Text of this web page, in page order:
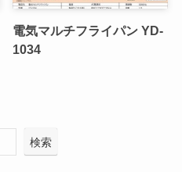
電気マルチフライパン YD-
1034
検索